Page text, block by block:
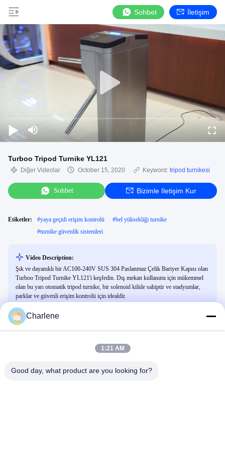
Sohbet İletişim
Turboo Tripod Turnike YL121
Diğer Videolar October 15, 2020 Keyword: tripod turnikesi
Sohbet Bizimle Iletişim Kur
Etiketler: #yaya geçidi erişim kontrolü #bel yüksekliği turnike
#turnike güvenlik sistemleri
Video Description:
Şık ve dayanıklı bir AC100-240V SUS 304 Paslanmaz Çelik Bariyer Kapısı olan
Turboo Tripod Turnike YL121'i keşfedin. Dış mekan kullanımı için mükemmel
olan bu yarı otomatik tripod turnike, bir solenoid kilide sahiptir ve stadyumlar,
parklar ve güvenli erişim kontrolü için idealdir.
Charlene
1:21 AM
Good day, what product are you looking for?